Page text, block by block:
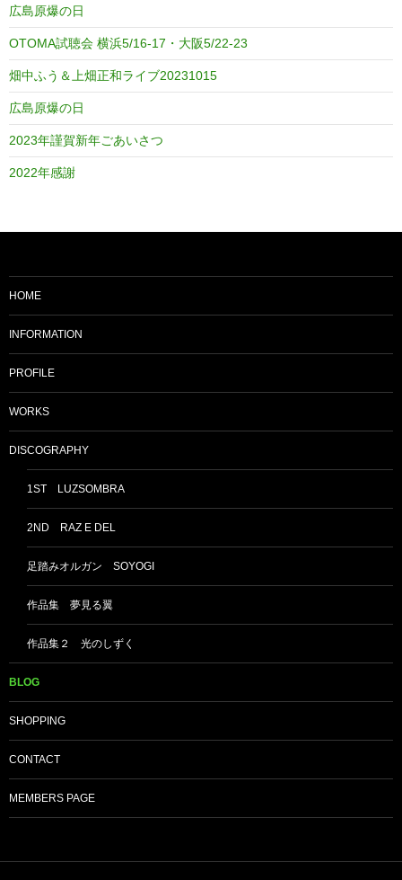
広島原爆の日
OTOMA試聴会 横浜5/16-17・大阪5/22-23
畑中ふう＆上畑正和ライブ20231015
広島原爆の日
2023年謹賀新年ごあいさつ
2022年感謝
HOME
INFORMATION
PROFILE
WORKS
DISCOGRAPHY
1ST LUZSOMBRA
2ND RAZ E DEL
足踏みオルガン SOYOGI
作品集 夢見る翼
作品集２ 光のしずく
BLOG
SHOPPING
CONTACT
MEMBERS PAGE